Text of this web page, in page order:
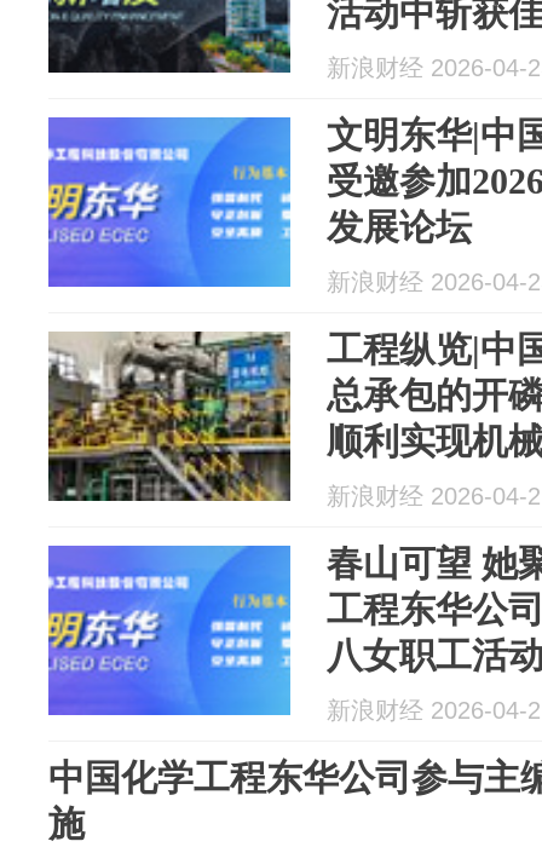
活动中斩获
新浪财经 2026-04-
文明东华|中
受邀参加
发展论坛
新浪财经 2026-04-
工程纵览|中
总承包的开
顺利实现机
新浪财经 2026-04-
春山可望
工程东华公
八女职工活
新浪财经 2026-04-
中国化学工程东华公司参与主
施